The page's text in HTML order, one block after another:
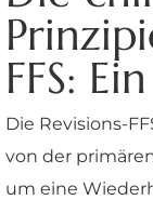
FFS:
Die Revisions-
von der
um eine